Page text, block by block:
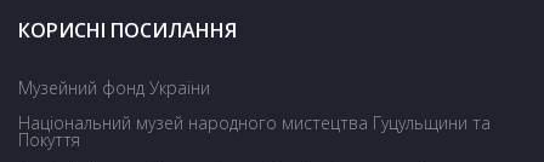
КОРИСНІ ПОСИЛАННЯ
Музейний фонд України
Національний музей народного мистецтва Гуцульщини та
Покуття